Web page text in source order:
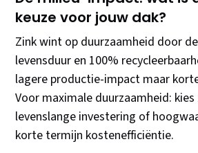
keuze voor jouw dak?
Zink wint op duurzaamheid door
levensduur en 100%
lagere productie-impact maar
Voor maximale duurzaamheid: kies
levenslange investering of
korte termijn kostenefficiëntie.